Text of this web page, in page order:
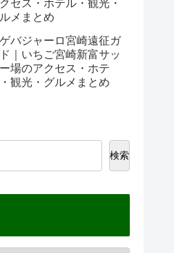
セス・ホテル・観光・
メまとめ
バジャーロ宮崎遠征ガ
｜いちご宮崎新富サッ
場のアクセス・ホテ
観光・グルメまとめ
検索